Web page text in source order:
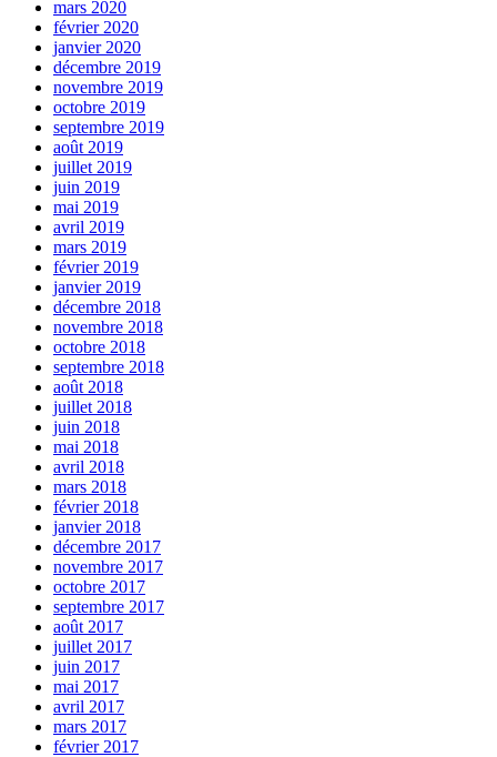
mars 2020
février 2020
janvier 2020
décembre 2019
novembre 2019
octobre 2019
septembre 2019
août 2019
juillet 2019
juin 2019
mai 2019
avril 2019
mars 2019
février 2019
janvier 2019
décembre 2018
novembre 2018
octobre 2018
septembre 2018
août 2018
juillet 2018
juin 2018
mai 2018
avril 2018
mars 2018
février 2018
janvier 2018
décembre 2017
novembre 2017
octobre 2017
septembre 2017
août 2017
juillet 2017
juin 2017
mai 2017
avril 2017
mars 2017
février 2017